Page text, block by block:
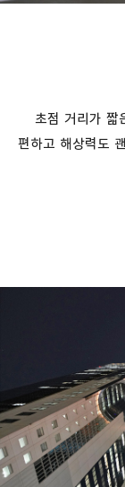
초점 거리가 짧
편하고 해상력도